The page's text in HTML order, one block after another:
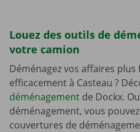
Louez des outils de
votre camion
Déménagez vos affaires
efficacement à Casteau ?
déménagement de Dockx.
déménagement, vous
couvertures de